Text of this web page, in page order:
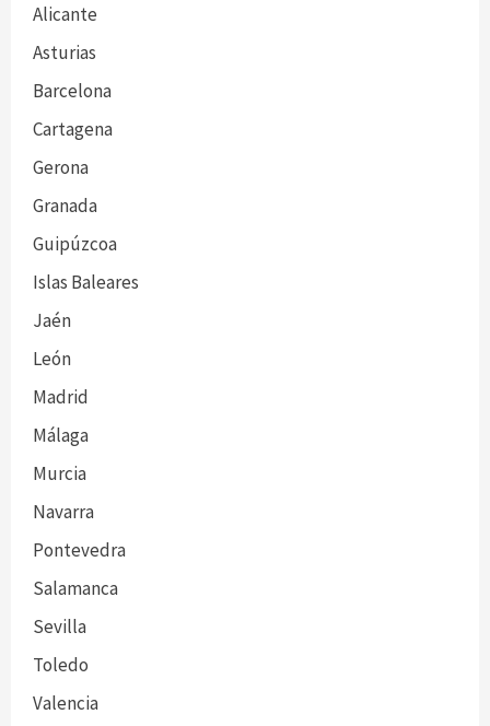
Alicante
Asturias
Barcelona
Cartagena
Gerona
Granada
Guipúzcoa
Islas Baleares
Jaén
León
Madrid
Málaga
Murcia
Navarra
Pontevedra
Salamanca
Sevilla
Toledo
Valencia